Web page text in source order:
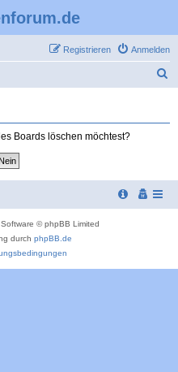
Anmelden
Registrieren
Boards löschen möchtest?
© phpBB Limited
durch phpBB.de